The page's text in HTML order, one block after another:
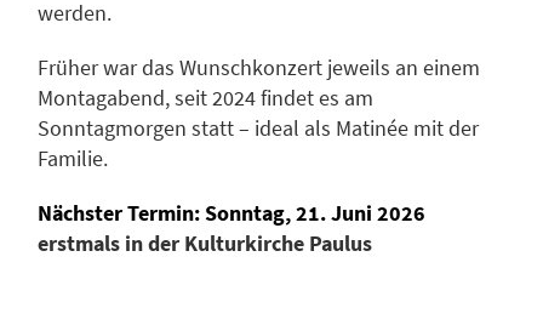
werden.
Früher war das Wunschkonzert jeweils an einem
Montagabend, seit 2024 findet es am
Sonntagmorgen statt – ideal als Matinée mit der
Familie.
Nächster Termin:Sonntag, 21. Juni 2026
erstmals in der Kulturkirche Paulus